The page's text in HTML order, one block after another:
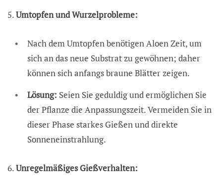
5.Umtopfen und Wurzelprobleme:
Nach dem Umtopfen benötigen Aloen Zeit, um
sich an das neue Substrat zu gewöhnen; daher
können sich anfangs braune Blätter zeigen.
Lösung: Seien Sie geduldig und ermöglichen Sie
der Pflanze die Anpassungszeit. Vermeiden Sie in
dieser Phase starkes Gießen und direkte
Sonneneinstrahlung.
6.Unregelmäßiges Gießverhalten: